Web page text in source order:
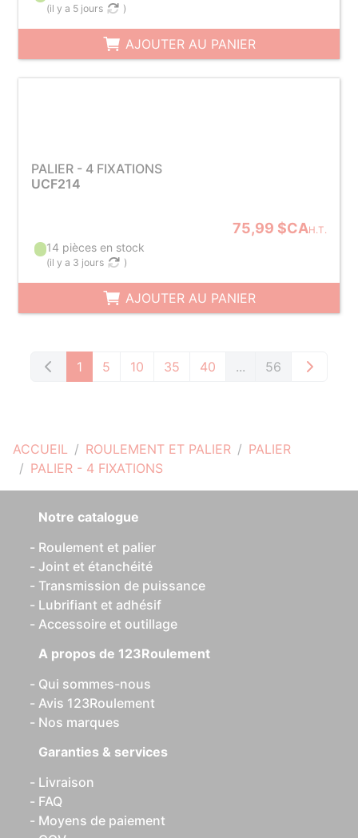
ACCUEIL ROULEMENT ET PALIER
PALIER
PALIER - 4 FIXATIONS
(il y a 5 jours )
AJOUTER AU PANIER
PALIER - 4 FIXATIONS
UCF214
75,99 $CAH.T.
14 pièces en stock
(il y a 3 jours )
AJOUTER AU PANIER
1 5 10 35 40 ... 56
Notre catalogue
Roulement et palier
Joint et étanchéité
Transmission de puissance
Lubrifiant et adhésif
Accessoire et outillage
A propos de 123Roulement
Qui sommes-nous
Avis 123Roulement
Nos marques
Garanties & services
Livraison
FAQ
Moyens de paiement